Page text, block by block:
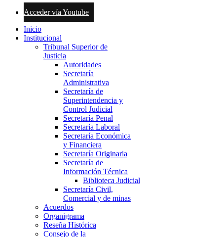
Acceder vía Youtube
Inicio
Institucional
Tribunal Superior de
Justicia
Autoridades
Secretaría
Administrativa
Secretaría de
Superintendencia y
Control Judicial
Secretaría Penal
Secretaría Laboral
Secretaría Económica
y Financiera
Secretaría Originaria
Secretaría de
Información Técnica
Biblioteca Judicial
Secretaría Civil,
Comercial y de minas
Acuerdos
Organigrama
Reseña Histórica
Consejo de la